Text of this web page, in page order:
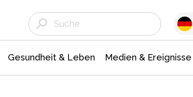
Gesundheit & Leben Medien & Ereignisse